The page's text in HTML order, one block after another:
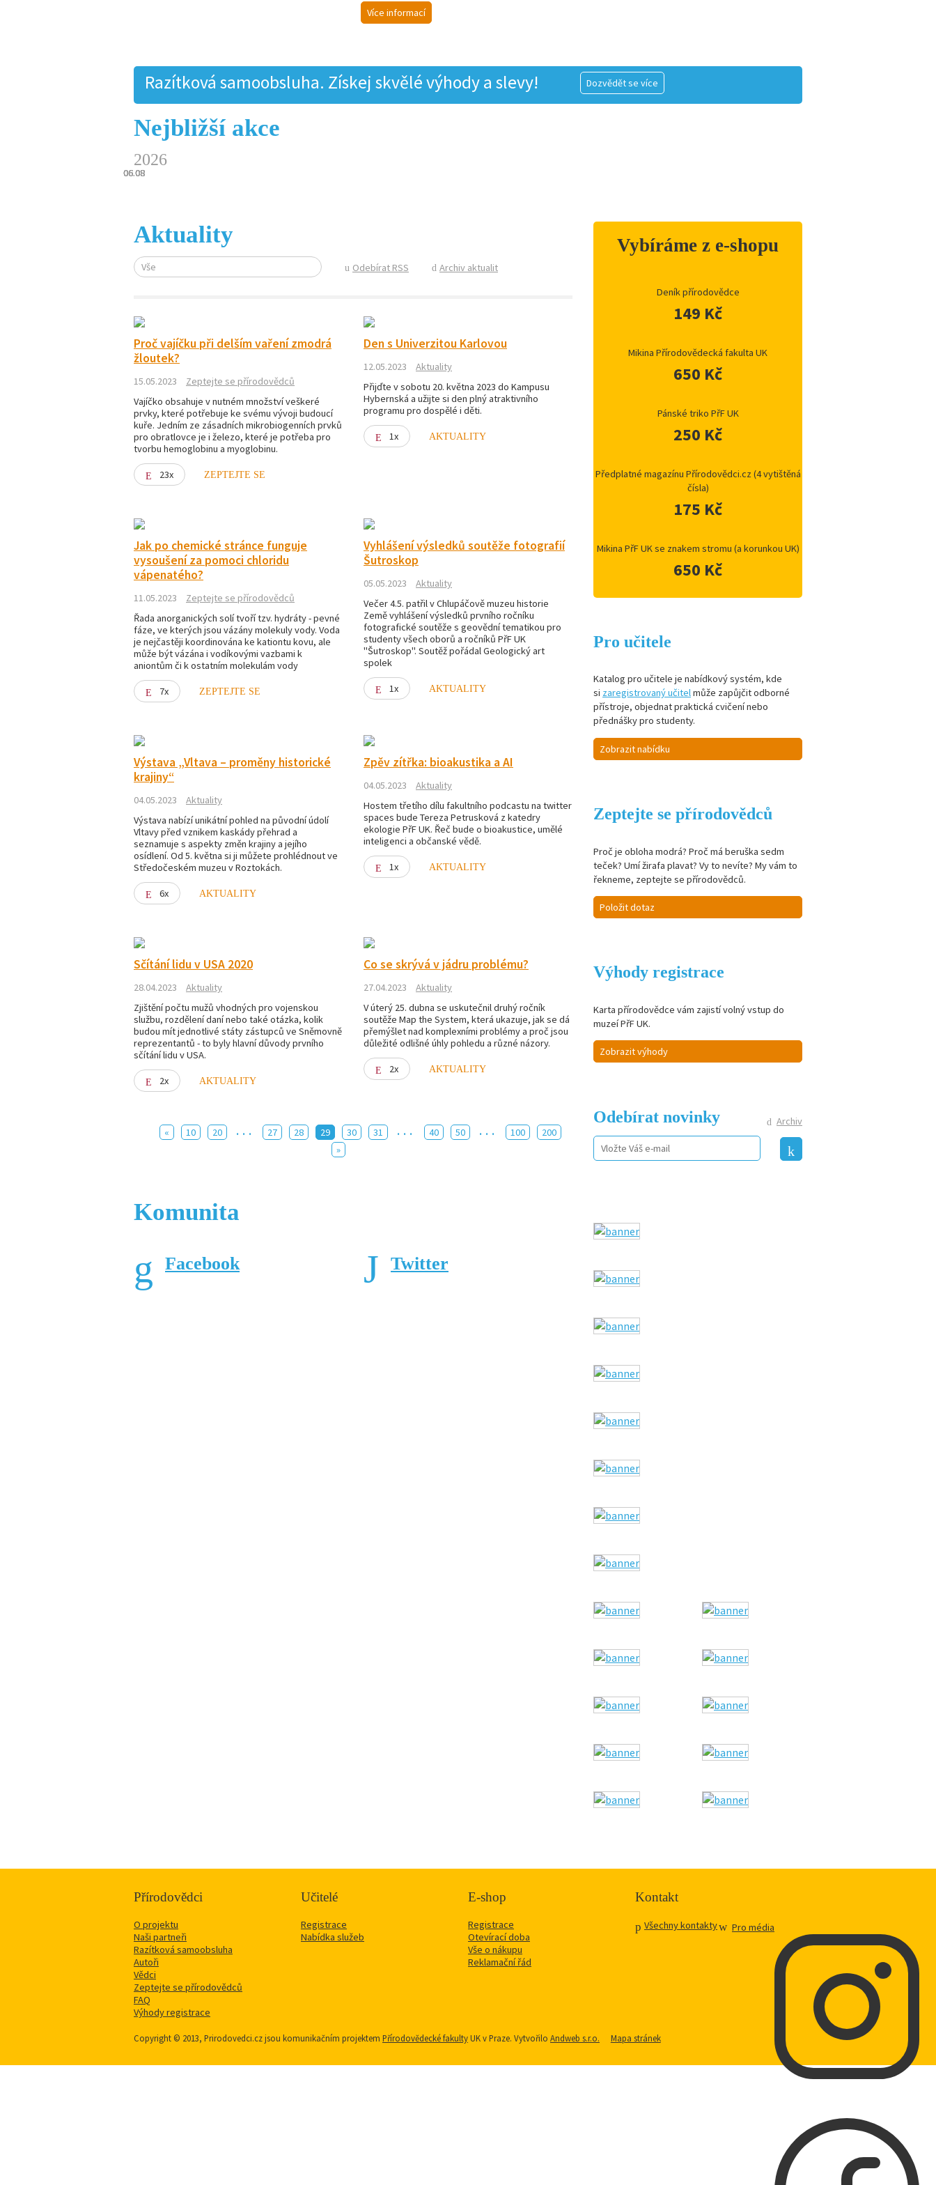
Více informací
Razítková samoobsluha. Získej skvělé výhody a slevy! Dozvědět se více
Nejbližší akce
2026
06.08
06.08
06.08
06.08
06.08
Aktuality
Vše Odebírat RSS Archiv aktualit
Proč vajíčku při delším vaření zmodrá
žloutek?
15.05.2023
Zeptejte se přírodovědců
Vajíčko obsahuje v nutném množství veškeré
prvky, které potřebuje ke svému vývoji budoucí
kuře. Jedním ze zásadních mikrobiogenních prvků
pro obratlovce je i železo, které je potřeba pro
tvorbu hemoglobinu a myoglobinu.
23x ZEPTEJTE SE
Den s Univerzitou Karlovou
12.05.2023
Aktuality
Přijďte v sobotu 20. května 2023 do Kampusu
Hybernská a užijte si den plný atraktivního
programu pro dospělé i děti.
1x AKTUALITY
Jak po chemické stránce funguje
vysoušení za pomoci chloridu
vápenatého?
11.05.2023
Zeptejte se přírodovědců
Řada anorganických solí tvoří tzv. hydráty - pevné
fáze, ve kterých jsou vázány molekuly vody. Voda
je nejčastěji koordinována ke kationtu kovu, ale
může být vázána i vodíkovými vazbami k
aniontům či k ostatním molekulám vody
7x ZEPTEJTE SE
Vyhlášení výsledků soutěže fotografií
Šutroskop
05.05.2023
Aktuality
Večer 4.5. patřil v Chlupáčově muzeu historie
Země vyhlášení výsledků prvního ročníku
fotografické soutěže s geovědní tematikou pro
studenty všech oborů a ročníků PřF UK
"Šutroskop". Soutěž pořádal Geologický art
spolek
1x AKTUALITY
Výstava „Vltava – proměny historické
krajiny“
04.05.2023
Aktuality
Výstava nabízí unikátní pohled na původní údolí
Vltavy před vznikem kaskády přehrad a
seznamuje s aspekty změn krajiny a jejího
osídlení. Od 5. května si ji můžete prohlédnout ve
Středočeském muzeu v Roztokách.
6x AKTUALITY
Zpěv zítřka: bioakustika a AI
04.05.2023
Aktuality
Hostem třetího dílu fakultního podcastu na twitter
spaces bude Tereza Petrusková z katedry
ekologie PřF UK. Řeč bude o bioakustice, umělé
inteligenci a občanské vědě.
1x AKTUALITY
Sčítání lidu v USA 2020
28.04.2023
Aktuality
Zjištění počtu mužů vhodných pro vojenskou
službu, rozdělení daní nebo také otázka, kolik
budou mít jednotlivé státy zástupců ve Sněmovně
reprezentantů - to byly hlavní důvody prvního
sčítání lidu v USA.
2x AKTUALITY
Co se skrývá v jádru problému?
27.04.2023
Aktuality
V úterý 25. dubna se uskutečnil druhý ročník
soutěže Map the System, která ukazuje, jak se dá
přemýšlet nad komplexními problémy a proč jsou
důležité odlišné úhly pohledu a různé názory.
2x AKTUALITY
« 10 20 ... 27 28 29 30 31 ... 40 50 ... 100
200
»
Komunita
Facebook Twitter
Vybíráme z e-shopu
Deník přírodovědce
149 Kč
Mikina Přírodovědecká fakulta UK
650 Kč
Pánské triko PřF UK
250 Kč
Předplatné magazínu Přírodovědci.cz (4 vytištěná
čísla)
175 Kč
Mikina PřF UK se znakem stromu (a korunkou UK)
650 Kč
Pro učitele
Katalog pro učitele je nabídkový systém, kde
si zaregistrovaný učitelmůže zapůjčit odborné
přístroje, objednat praktická cvičení nebo
přednášky pro studenty.
Zobrazit nabídku
Zeptejte se přírodovědců
Proč je obloha modrá? Proč má beruška sedm
teček? Umí žirafa plavat? Vy to nevíte? My vám to
řekneme, zeptejte se přírodovědců.
Položit dotaz
Výhody registrace
Karta přírodovědce vám zajistí volný vstup do
muzeí PřF UK.
Zobrazit výhody
Archiv
Odebírat novinky
Přírodovědci
O projektu
Naši partneři
Razítková samoobsluha
Autoři
Vědci
Zeptejte se přírodovědců
FAQ
Výhody registrace
Učitelé
Registrace
Nabídka služeb
E-shop
Registrace
Otevírací doba
Vše o nákupu
Reklamační řád
Kontakt
Všechny kontakty Pro média
Copyright © 2013, Prirodovedci.cz jsou komunikačním projektem Přírodovědecké fakultyUK v Praze. Vytvořilo Andweb s.r.o. Mapa stránek